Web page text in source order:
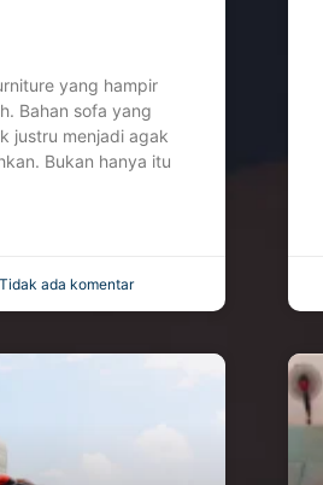
yang hampir
Bahan sofa yang
justru menjadi agak
Bukan hanya itu
Tidak ada komentar